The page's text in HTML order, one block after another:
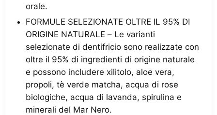
orale.
FORMULE SELEZIONATE OLTRE IL 95% DI
ORIGINE NATURALE – Le varianti
selezionate di dentifricio sono realizzate con
oltre il 95% di ingredienti di origine naturale
e possono includere xilitolo, aloe vera,
propoli, tè verde matcha, acqua di rose
biologiche, acqua di lavanda, spirulina e
minerali del Mar Nero.